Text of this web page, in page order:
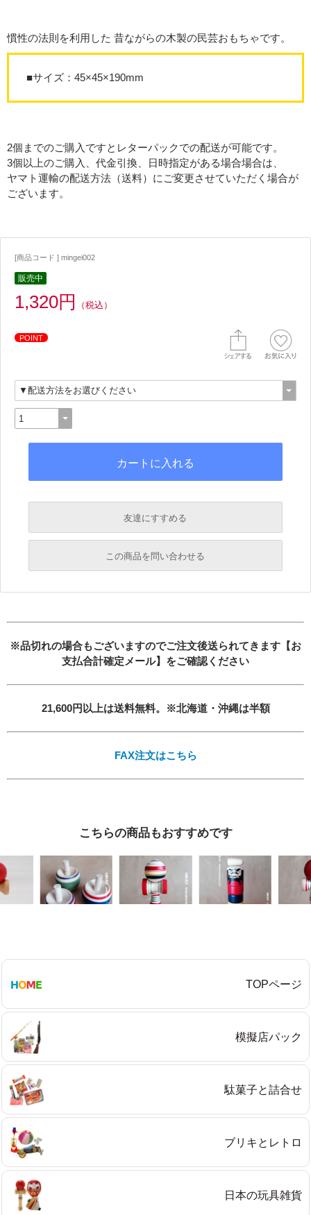
慣性の法則を利用した 昔ながらの木製の民芸おもちゃです。
■サイズ：45×45×190mm
2個までのご購入ですとレターパックでの配送が可能です。
3個以上のご購入、代金引換、日時指定がある場合場合は、
ヤマト運輸の配送方法（送料）にご変更させていただく場合が
ございます。
[商品コード ] mingei002
販売中
1,320円 （税込）
POINT
友達にすすめる
必須
この商品を問い合わせる
必須
Eメール
プライバシーポリシーをご確認ください。
※品切れの場合もございますのでご注文後送られてきます【お
支払合計確定メール】をご確認ください
21,600円以上は送料無料。※北海道・沖縄は半額
FAX注文はこちら
こちらの商品もおすすめです
TOPページ
模擬店パック
駄菓子と詰合せ
ブリキとレトロ
日本の玩具雑貨